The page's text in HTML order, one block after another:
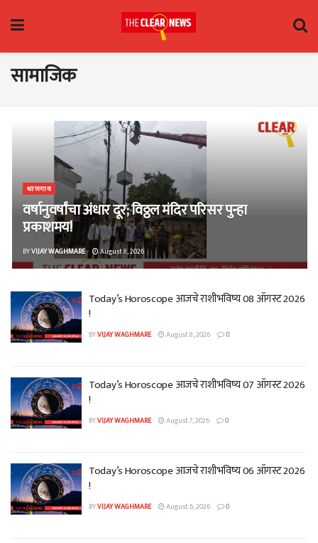
सामाजिक
धरणगाव
वर्षानुवर्षांचा अंधार दूर; विठ्ठल मंदिर परिसर पुन्हा
प्रकाशमय!
BYVIJAY WAGHMARE August 8, 2026
Today’s Horoscope आजचे राशीभविष्य 08 ऑगस्ट 2026
!
BYVIJAY WAGHMARE August 8, 2026 0
Today’s Horoscope आजचे राशीभविष्य 07 ऑगस्ट 2026
!
BYVIJAY WAGHMARE August 7, 2026 0
Today’s Horoscope आजचे राशीभविष्य 06 ऑगस्ट 2026
!
BYVIJAY WAGHMARE August 6, 2026 0